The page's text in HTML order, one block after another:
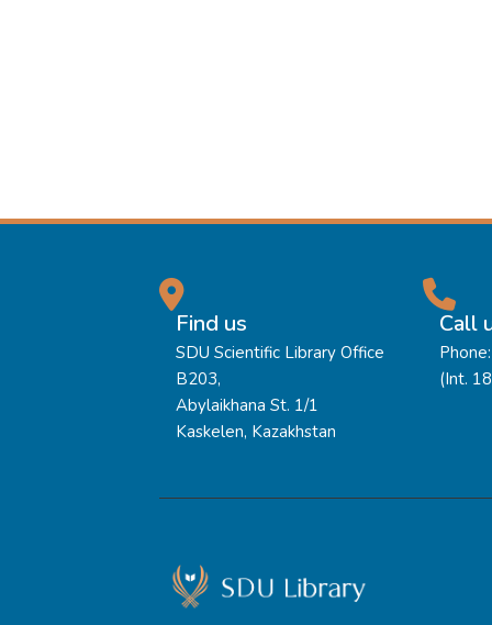
Find us
SDU Scientific Library Office
B203,
Abylaikhana St. 1/1
Kaskelen, Kazakhstan
Call
(Int.